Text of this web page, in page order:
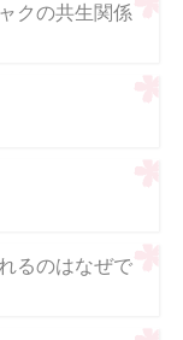
クの共生関係
るのはなぜで